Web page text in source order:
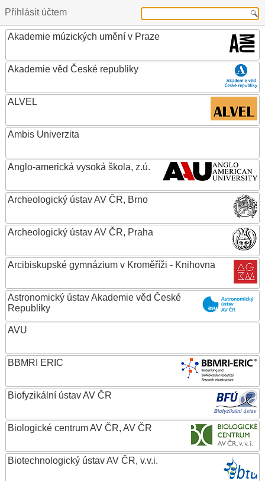
Přihlásit účtem
Akademie múzických umění v Praze
Akademie věd České republiky
ALVEL
Ambis Univerzita
Anglo-americká vysoká škola, z.ú.
Archeologický ústav AV ČR, Brno
Archeologický ústav AV ČR, Praha
Arcibiskupské gymnázium v Kroměříži - Knihovna
Astronomický ústav Akademie věd České
Republiky
AVU
BBMRI ERIC
Biofyzikální ústav AV ČR
Biologické centrum AV ČR, AV ČR
Biotechnologický ústav AV ČR, v.v.i.